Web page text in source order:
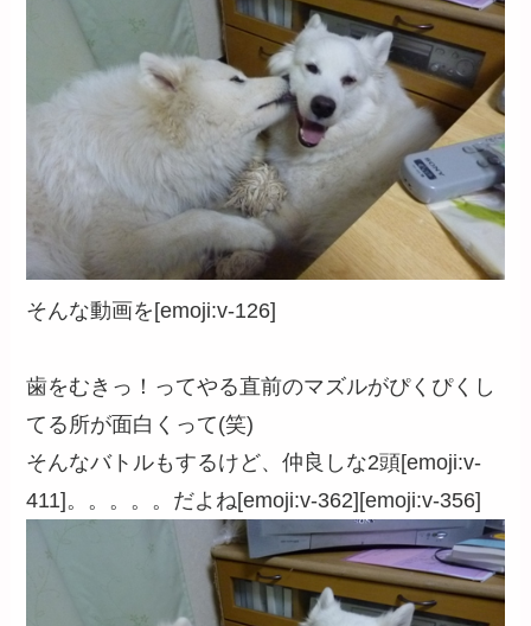
そんな動画を[emoji:v-126]
歯をむきっ！ってやる直前のマズルがぴくぴくし
てる所が面白くって(笑)
そんなバトルもするけど、仲良しな2頭[emoji:v-
411]。。。。。だよね[emoji:v-362][emoji:v-356]